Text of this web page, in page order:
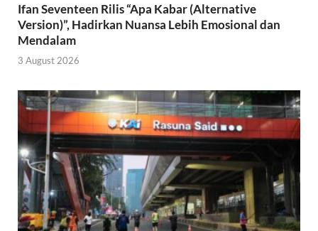
Ifan Seventeen Rilis “Apa Kabar (Alternative
Version)”, Hadirkan Nuansa Lebih Emosional dan
Mendalam
3 August 2026